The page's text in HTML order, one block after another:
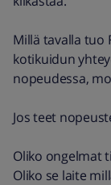
Millä tavalla tuo
kotikuidun
nopeudessa,
Jos teet
Oliko ongelmat
Oliko se laite